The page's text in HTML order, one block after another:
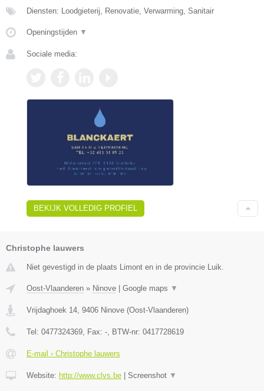
Diensten: Loodgieterij, Renovatie, Verwarming, Sanitair
Openingstijden ▼
Sociale media:
BEKIJK VOLLEDIG PROFIEL
Christophe lauwers
Niet gevestigd in de plaats Limont en in de provincie Luik.
Oost-Vlaanderen » Ninove | Google maps ▼
Vrijdaghoek 14 9406 Ninove (Oost-Vlaanderen)
Tel: 0477324369 , Fax: - , BTW-nr: 0417728619
E-mail › Christophe lauwers
Website: http://www.clvs.be | Screenshot ▼